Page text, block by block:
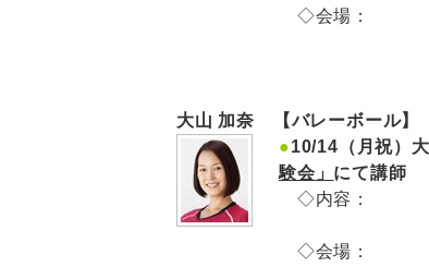
◇会場：
大山 加奈 【バレーボール】
●10/14（月祝）
験会」 にて講師
◇内容：
◇会場：